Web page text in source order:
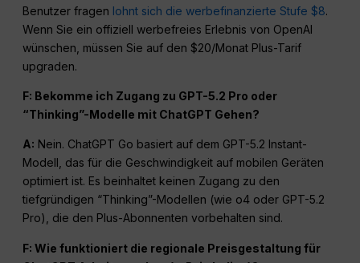
Benutzer fragen lohnt sich die werbefinanzierte Stufe $8.
Wenn Sie ein offiziell werbefreies Erlebnis von OpenAI
wünschen, müssen Sie auf den $20/Monat Plus-Tarif
upgraden.
F: Bekomme ich Zugang zu GPT-5.2 Pro oder
“Thinking”-Modelle mit ChatGPT Gehen?
A: Nein. ChatGPT Go basiert auf dem GPT-5.2 Instant-
Modell, das für die Geschwindigkeit auf mobilen Geräten
optimiert ist. Es beinhaltet keinen Zugang zu den
tiefgründigen “Thinking”-Modellen (wie o4 oder GPT-5.2
Pro), die den Plus-Abonnenten vorbehalten sind.
F: Wie funktioniert die regionale Preisgestaltung für